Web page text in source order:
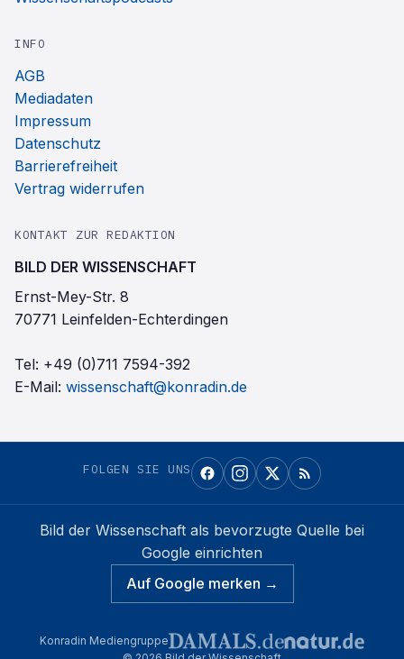
INFO
AGB
Mediadaten
Impressum
Datenschutz
Barrierefreiheit
Vertrag widerrufen
KONTAKT ZUR REDAKTION
BILD DER WISSENSCHAFT
Ernst-Mey-Str. 8
70771 Leinfelden-Echterdingen
Tel: +49 (0)711 7594-392
E-Mail: wissenschaft@konradin.de
FOLGEN SIE UNS
Bild der Wissenschaft als bevorzugte Quelle bei
Google einrichten
Auf Google merken →
Konradin Mediengruppe